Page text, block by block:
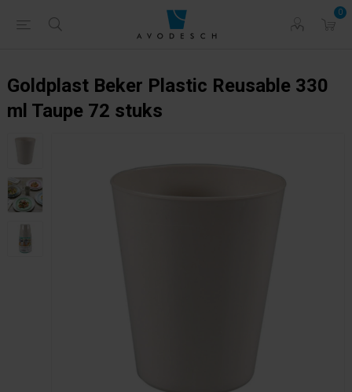
0
Goldplast Beker Plastic Reusable 330
ml Taupe 72 stuks